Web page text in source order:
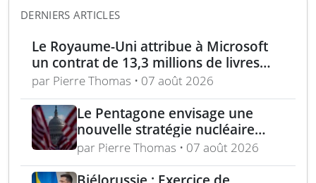
DERNIERS ARTICLES
Le Royaume-Uni attribue à Microsoft
un contrat de 13,3 millions de livres
pour l’analyse des menaces
par Pierre Thomas • 07 août 2026
Le Pentagone envisage une
nouvelle stratégie nucléaire
pour dissuader les conflits
régionaux
par Pierre Thomas • 07 août 2026